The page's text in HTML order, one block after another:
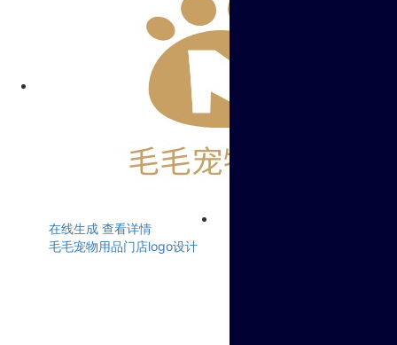
在线生成 查看详情
毛毛宠物用品门店logo设计